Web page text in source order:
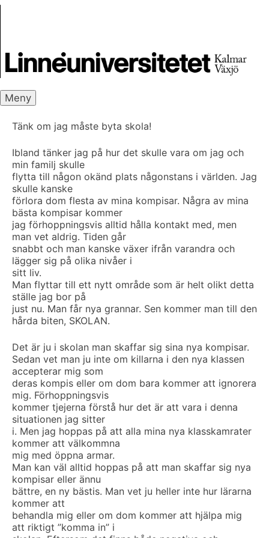
Meny
Tänk om jag måste byta skola!
Ibland tänker jag på hur det skulle vara om jag och
min familj skulle
flytta till någon okänd plats någonstans i världen. Jag
skulle kanske
förlora dom flesta av mina kompisar. Några av mina
bästa kompisar kommer
jag förhoppningsvis alltid hålla kontakt med, men
man vet aldrig. Tiden går
snabbt och man kanske växer ifrån varandra och
lägger sig på olika nivåer i
sitt liv.
Man flyttar till ett nytt område som är helt olikt detta
ställe jag bor på
just nu. Man får nya grannar. Sen kommer man till den
hårda biten, SKOLAN.
Det är ju i skolan man skaffar sig sina nya kompisar.
Sedan vet man ju inte om killarna i den nya klassen
accepterar mig som
deras kompis eller om dom bara kommer att ignorera
mig. Förhoppningsvis
kommer tjejerna förstå hur det är att vara i denna
situationen jag sitter
i. Men jag hoppas på att alla mina nya klasskamrater
kommer att välkommna
mig med öppna armar.
Man kan väl alltid hoppas på att man skaffar sig nya
kompisar eller ännu
bättre, en ny bästis. Man vet ju heller inte hur lärarna
kommer att
behandla mig eller om dom kommer att hjälpa mig
att riktigt ”komma in” i